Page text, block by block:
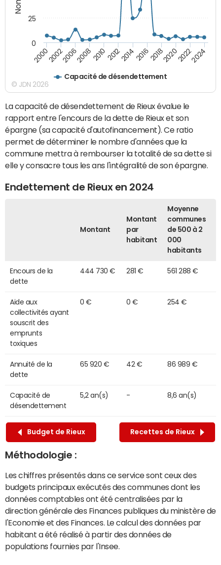
Capacité de désendettement
20002002200620082010 2012201420162018202020222024
0
25
© JDN 2026
La capacité de désendettement de Rieux évalue le
rapport entre l'encours de la dette de Rieux et son
épargne (sa capacité d'autofinancement). Ce ratio
permet de déterminer le nombre d'années que la
commune mettra à rembourser la totalité de sa dette si
elle y consacre tous les ans l'intégralité de son épargne.
Endettement de Rieux en 2024
Montant
Montant
par
habitant
Moyenne
communes
de 500 à 2
000
habitants
Encours de la
dette
444 730 € 281 € 561 288 €
Aide aux
collectivités ayant
souscrit des
emprunts
toxiques
0 € 0 € 254 €
Annuité de la
dette
65 920 € 42 € 86 989 €
Capacité de
désendettement
5,2 an(s) - 8,6 an(s)
Budget de Rieux Recettes de Rieux
Méthodologie :
Les chiffres présentés dans ce service sont ceux des
budgets principaux exécutés des communes dont les
données comptables ont été centralisées par la
direction générale des Finances publiques du ministère de
l'Economie et des Finances. Le calcul des données par
habitant a été réalisé à partir des données de
populations fournies par l'Insee.